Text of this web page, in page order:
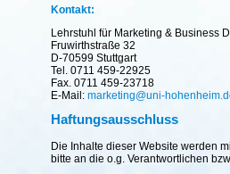
Kontakt:
Lehrstuhl für Marketing & Business
Fruwirthstraße 32
D-70599 Stuttgart
Tel. 0711 459-22925
Fax. 0711 459-23718
E-Mail: marketing@uni-
Haftungsausschluss
Die Inhalte dieser Website werden
bitte an die o.g. Verantwortlichen